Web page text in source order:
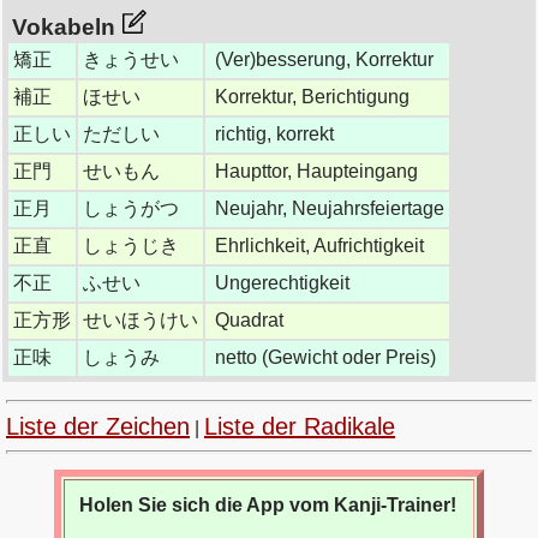
Vokabeln
矯正 きょうせい
(Ver)besserung, Korrektur
補正
ほせい
Korrektur, Berichtigung
正しい
ただしい
richtig, korrekt
正門
せいもん
Haupttor, Haupteingang
正月
しょうがつ
Neujahr, Neujahrsfeiertage
正直
しょうじき
Ehrlichkeit, Aufrichtigkeit
不正
ふせい
Ungerechtigkeit
正方形 せいほうけい
Quadrat
正味
しょうみ netto (Gewicht oder Preis)
Liste der Zeichen Liste der Radikale
Holen Sie sich die App vom Kanji-Trainer!